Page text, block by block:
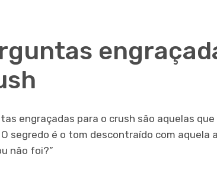
engraçadas para o crush são aquelas
segredo é o tom descontraído com aquela
não foi?”